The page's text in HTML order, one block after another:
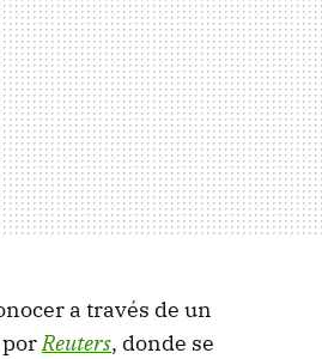
a través de un
porReuters, donde se